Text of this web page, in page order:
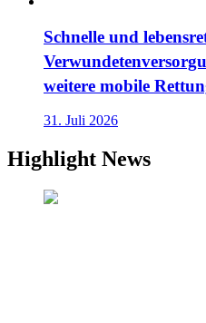
Schnelle und
weitere mobile
31. Juli 2026
Highlight News